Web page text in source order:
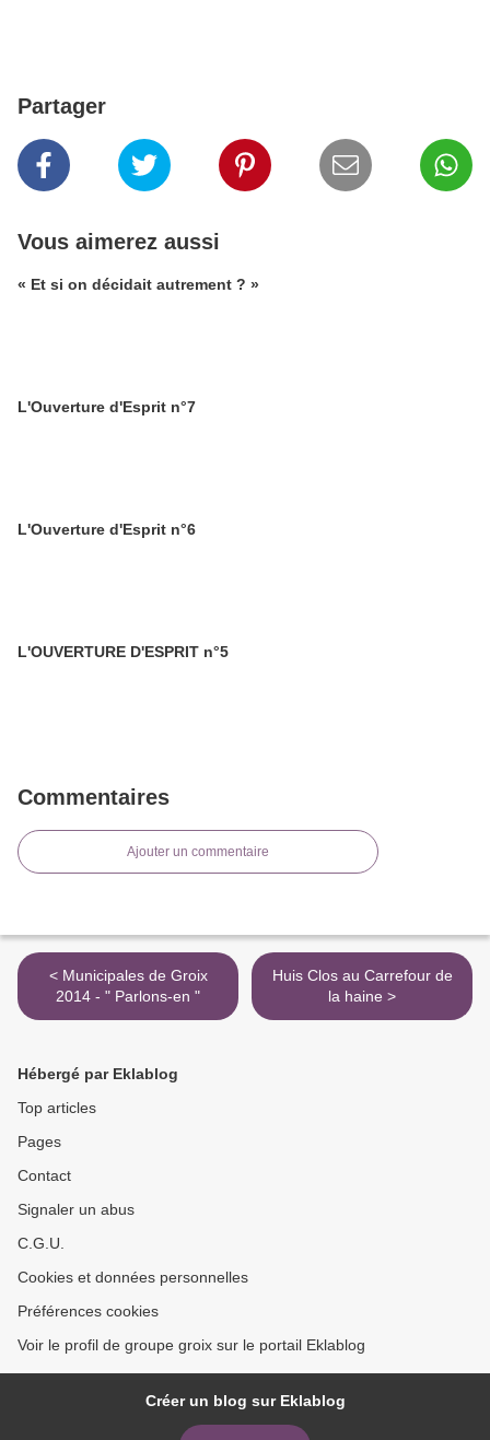
Partager
Vous aimerez aussi
« Et si on décidait autrement ? »
L'Ouverture d'Esprit n°7
L'Ouverture d'Esprit n°6
L'OUVERTURE D'ESPRIT n°5
Commentaires
Ajouter un commentaire
< Municipales de Groix
2014 - " Parlons-en "
Huis Clos au Carrefour de
la haine >
Hébergé par Eklablog
Top articles
Pages
Contact
Signaler un abus
C.G.U.
Cookies et données personnelles
Préférences cookies
Voir le profil de groupe groix sur le portail Eklablog
Créer un blog sur Eklablog